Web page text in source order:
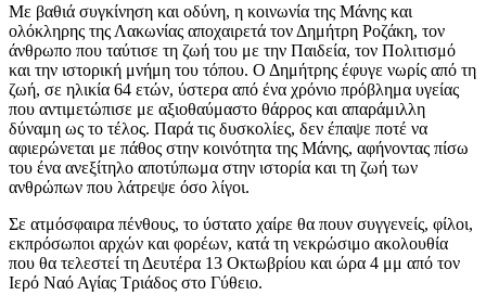
Με βαθιά συγκίνηση και οδύνη, η κοινωνία της Μάνης και
ολόκληρης της Λακωνίας αποχαιρετά τον Δημήτρη Ροζάκη, τον
άνθρωπο που ταύτισε τη ζωή του με την Παιδεία, τον Πολιτισμό
και την ιστορική μνήμη του τόπου. Ο Δημήτρης έφυγε νωρίς από τη
ζωή, σε ηλικία 64 ετών, ύστερα από ένα χρόνιο πρόβλημα υγείας
που αντιμετώπισε με αξιοθαύμαστο θάρρος και απαράμιλλη
δύναμη ως το τέλος. Παρά τις δυσκολίες, δεν έπαψε ποτέ να
αφιερώνεται με πάθος στην κοινότητα της Μάνης, αφήνοντας πίσω
του ένα ανεξίτηλο αποτύπωμα στην ιστορία και τη ζωή των
ανθρώπων που λάτρεψε όσο λίγοι.
Σε ατμόσφαιρα πένθους, το ύστατο χαίρε θα πουν συγγενείς, φίλοι,
εκπρόσωποι αρχών και φορέων, κατά τη νεκρώσιμο ακολουθία
που θα τελεστεί τη Δευτέρα 13 Οκτωβρίου και ώρα 4 μμ από τον
Ιερό Ναό Αγίας Τριάδος στο Γύθειο.